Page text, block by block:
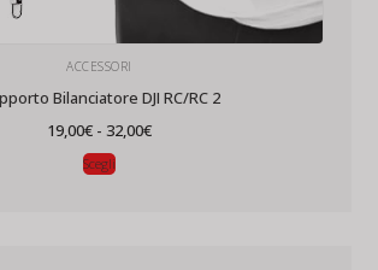
ACCESSORI
Bilanciatore DJI RC/RC 2
19,00€ - 32,00€Fascia
Scegli